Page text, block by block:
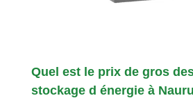
Quel est le prix de gros
stockage d énergie à Nauru